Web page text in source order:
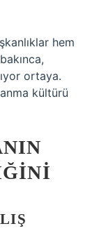
hem
ortaya.
kültürü